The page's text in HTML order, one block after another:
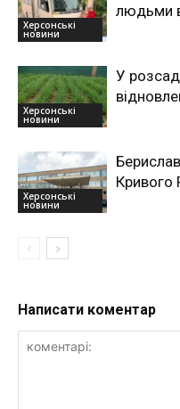
Херсонські
новини
людьми
Херсонські
новини
У
Херсонські
новини
Кривого
Написати коментар